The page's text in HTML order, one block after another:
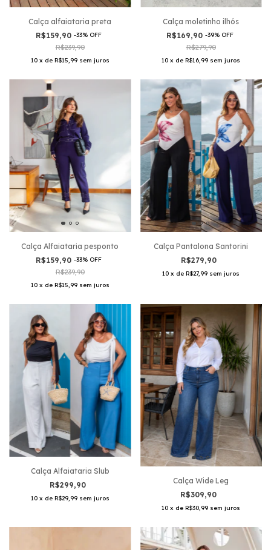
Calça alfaiataria preta
R$159,90-33% OFF
R$239,90
10 x de R$15,99 sem juros
Calça moletinho ilhós
R$169,90 -39% OFF
R$279,90
10 x deR$16,99 sem juros
Calça Alfaiataria pesponto
R$159,90-33% OFF
R$239,90
10 x de R$15,99 sem juros
Calça Pantalona Santorini
R$279,90
10 x deR$27,99 sem juros
Calça Alfaiataria Slub
R$299,90
10 x de R$29,99 sem juros
Calça Wide Leg
R$309,90
10 x deR$30,99 sem juros